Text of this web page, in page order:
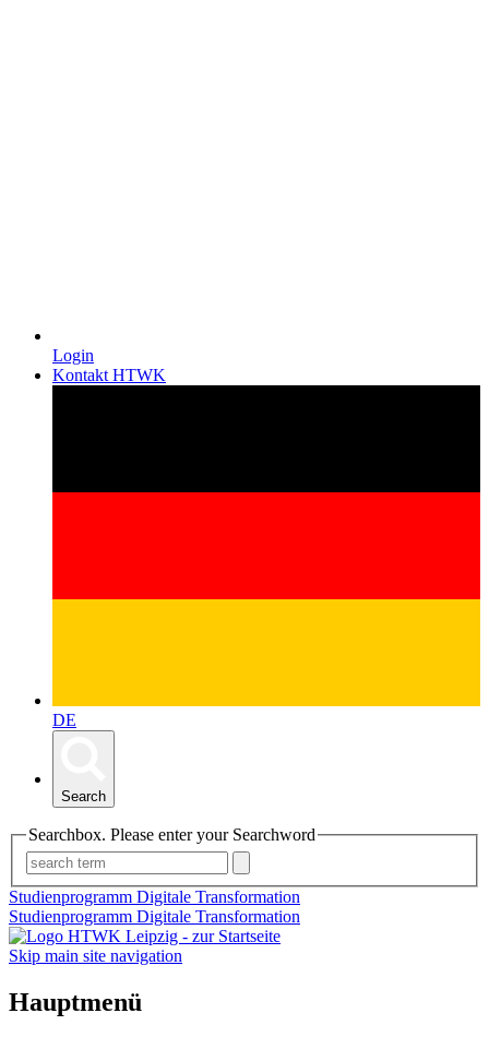
Login
Kontakt HTWK
DE
Search
Searchbox. Please enter your Searchword
Studienprogramm Digitale Transformation
Studienprogramm Digitale Transformation
Skip main site navigation
Hauptmenü